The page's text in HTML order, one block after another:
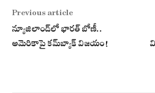
Previous article
న్యూజిలాండ్‌లో భారత్ బోణీ..
అమెరికాపై కమ్‌బ్యాక్ విజయం!